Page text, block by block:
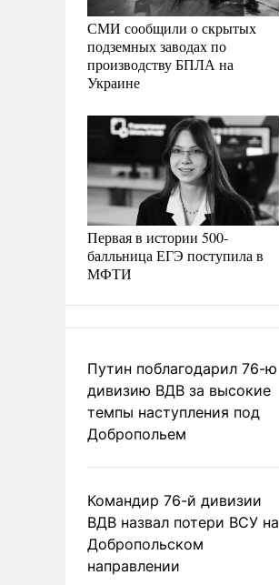
СМИ сообщили о скрытых
подземных заводах по
производству БПЛА на
Украине
Первая в истории 500-
балльница ЕГЭ поступила в
МФТИ
Путин поблагодарил 76-ю
дивизию ВДВ за высокие
темпы наступления под
Добропольем
Командир 76-й дивизии
ВДВ назвал потери ВСУ на
Добропольском
направлении